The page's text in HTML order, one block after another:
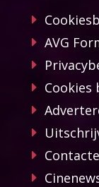
AVG
Cookies